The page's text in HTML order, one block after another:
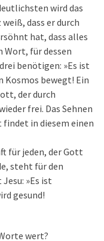
wird das
dass er durch
hat, dass alles
Wort, für dessen
benötigen: »Es ist
Kosmos bewegt! Ein
der durch
frei. Das Sehnen
findet in diesem einen
für jeden, der Gott
steht für den
»Es ist
gesund!
wert?